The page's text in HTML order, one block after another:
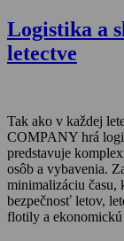
Logistika a
letectve
Tak ako v každej
COMPANY hrá
predstavuje
osôb a vybavenia.
minimalizáciu času,
bezpečnosť letov,
flotily a